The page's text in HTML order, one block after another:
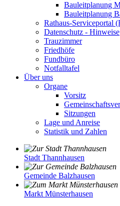
Bauleitplanung
Bauleitplanung
Rathaus-Serviceportal
Datenschutz - Hinweise
Trauzimmer
Friedhöfe
Fundbüro
Notfalltafel
Über uns
Organe
Vorsitz
Sitzungen
Lage und Anreise
Statistik und Zahlen
Stadt Thannhausen
Gemeinde Balzhausen
Markt Münsterhausen